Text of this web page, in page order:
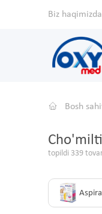
Biz haqimizda
Bosh
topildi 339